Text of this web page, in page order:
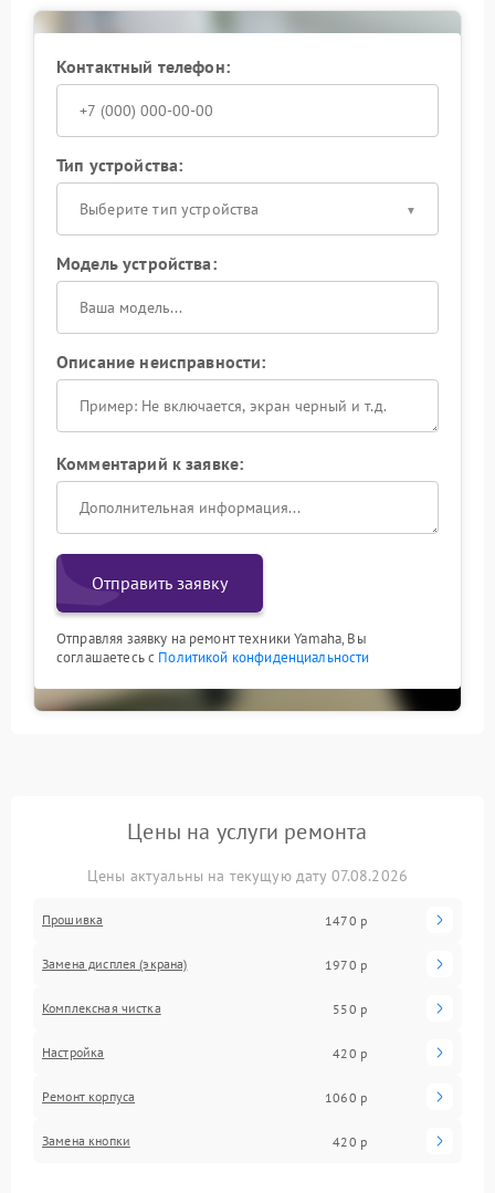
Контактный телефон:
Тип устройства:
Выберите тип устройства
Модель устройства:
Описание неисправности:
Комментарий к заявке:
Отправить заявку
Отправляя заявку на ремонт техники Yamaha, Вы
соглашаетесь с Политикой конфиденциальности
Цены на услуги ремонта
Цены актуальны на текущую дату 07.08.2026
Прошивка 1470 р
Замена дисплея (экрана) 1970 р
Комплексная чистка 550 р
Настройка 420 р
Ремонт корпуса 1060 р
Замена кнопки 420 р